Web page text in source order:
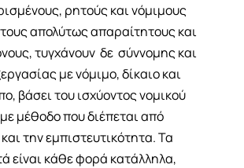
ρητούς και νόμιμους
απολύτως απαραίτητους και
τυγχάνουν δε σύννομης και
με νόμιμο, δίκαιο και
βάσει του ισχύοντος νομικού
μέθοδο που διέπεται από
την εμπιστευτικότητα. Τα
είναι κάθε φορά κατάλληλα,